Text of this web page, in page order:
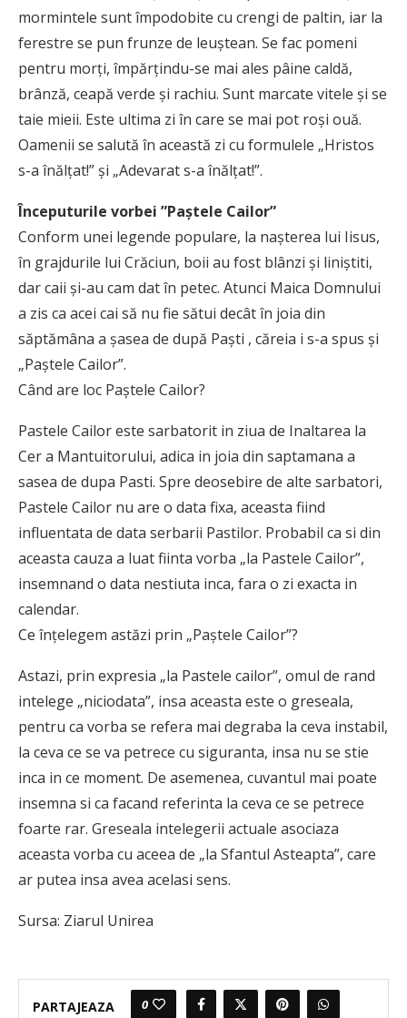
mormintele sunt împodobite cu crengi de paltin, iar la
ferestre se pun frunze de leuştean. Se fac pomeni
pentru morţi, împărţindu-se mai ales pâine caldă,
brânză, ceapă verde şi rachiu. Sunt marcate vitele şi se
taie mieii. Este ultima zi în care se mai pot roşi ouă.
Oamenii se salută în această zi cu formulele „Hristos
s-a înălţat!” şi „Adevarat s-a înălţat!”.
Începuturile vorbei ”Paștele Cailor”
Conform unei legende populare, la naşterea lui Iisus,
în grajdurile lui Crăciun, boii au fost blânzi şi liniştiti,
dar caii şi-au cam dat în petec. Atunci Maica Domnului
a zis ca acei cai să nu fie sătui decât în joia din
săptămâna a şasea de după Paşti , căreia i s-a spus şi
„Paştele Cailor”.
Când are loc Paștele Cailor?
Pastele Cailor este sarbatorit in ziua de Inaltarea la
Cer a Mantuitorului, adica in joia din saptamana a
sasea de dupa Pasti. Spre deosebire de alte sarbatori,
Pastele Cailor nu are o data fixa, aceasta fiind
influentata de data serbarii Pastilor. Probabil ca si din
aceasta cauza a luat fiinta vorba „la Pastele Cailor”,
insemnand o data nestiuta inca, fara o zi exacta in
calendar.
Ce înțelegem astăzi prin „Paștele Cailor”?
Astazi, prin expresia „la Pastele cailor”, omul de rand
intelege „niciodata”, insa aceasta este o greseala,
pentru ca vorba se refera mai degraba la ceva instabil,
la ceva ce se va petrece cu siguranta, insa nu se stie
inca in ce moment. De asemenea, cuvantul mai poate
insemna si ca facand referinta la ceva ce se petrece
foarte rar. Greseala intelegerii actuale asociaza
aceasta vorba cu aceea de „la Sfantul Asteapta”, care
ar putea insa avea acelasi sens.
Sursa: Ziarul Unirea
PARTAJEAZA 0